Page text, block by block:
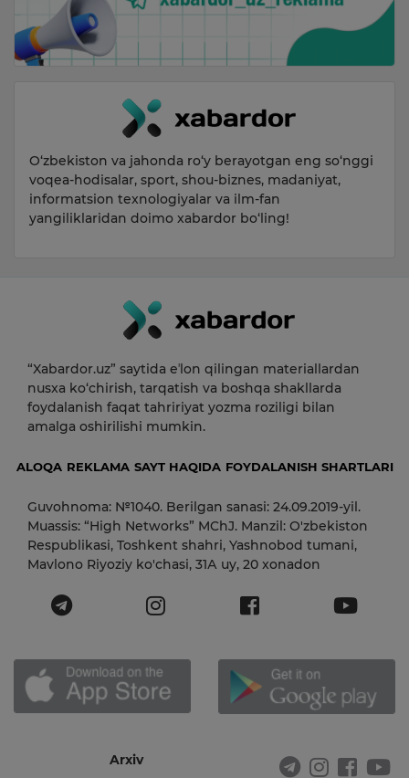
O‘zbekiston va jahonda ro‘y berayotgan eng so‘nggi
voqea-hodisalar, sport, shou-biznes, madaniyat,
informatsion texnologiyalar va ilm-fan
yangiliklaridan doimo xabardor bo‘ling!
“Xabardor.uz” saytida eʼlon qilingan materiallardan
nusxa ko‘chirish, tarqatish va boshqa shakllarda
foydalanish faqat tahririyat yozma roziligi bilan
amalga oshirilishi mumkin.
ALOQA REKLAMA SAYT HAQIDA FOYDALANISH SHARTLARI
Guvohnoma: №1040. Berilgan sanasi: 24.09.2019-yil.
Muassis: “High Networks” MChJ. Manzil: O'zbekiston
Respublikasi, Toshkent shahri, Yashnobod tumani,
Mavlono Riyoziy ko'chasi, 31А uy, 20 xonadon
Arxiv